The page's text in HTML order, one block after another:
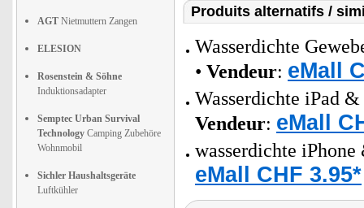
AGT Nietmuttern Zangen
ELESION
Rosenstein & Söhne
Induktionsadapter
Semptec Urban Survival
Technology Camping Zubehöre
Wohnmobil
Sichler Haushaltsgeräte
Luftkühler
Produits alternatifs /
Wasserdichte
• Vendeur: eMall
Wasserdichte iPad
Vendeur: eMall
wasserdichte
eMall CHF 3.95*